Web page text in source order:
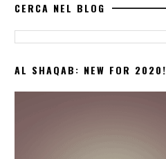
CERCA NEL BLOG
AL SHAQAB: NEW FOR 2020!